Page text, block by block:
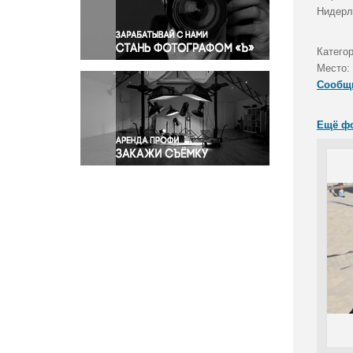
Правосудие
Происшествия и конфликты
Религия
Светская жизнь
Спорт
Экология
Экономика и бизнес
Место:
Ещё